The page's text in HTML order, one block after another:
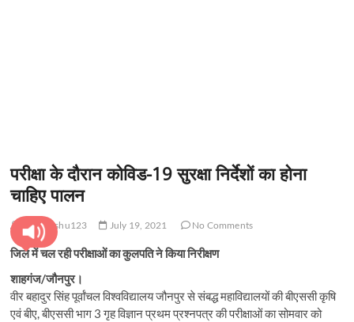
परीक्षा के दौरान कोविड-19 सुरक्षा निर्देशों का होना
चाहिए पालन
pratyanshu123 July 19, 2021 No Comments
जिले में चल रही परीक्षाओं का कुलपति ने किया निरीक्षण
शाहगंज/जौनपुर।
वीर बहादुर सिंह पूर्वांचल विश्वविद्यालय जौनपुर से संबद्ध महाविद्यालयों की बीएससी कृषि
एवं बीए, बीएससी भाग 3 गृह विज्ञान प्रथम प्रश्नपत्र की परीक्षाओं का सोमवार को